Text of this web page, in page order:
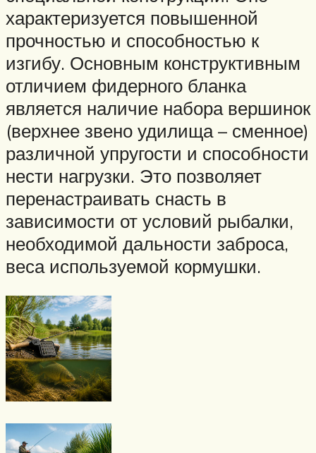
характеризуется повышенной
прочностью и способностью к
изгибу. Основным конструктивным
отличием фидерного бланка
является наличие набора вершинок
(верхнее звено удилища – сменное)
различной упругости и способности
нести нагрузки. Это позволяет
перенастраивать снасть в
зависимости от условий рыбалки,
необходимой дальности заброса,
веса используемой кормушки.